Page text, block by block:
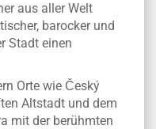
aus aller Welt
barocker und
Stadt einen
Orte wie Český
Altstadt und dem
mit der berühmten